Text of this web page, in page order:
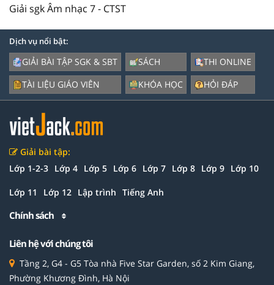
Giải sgk Âm nhạc 7 - CTST
Dịch vụ nổi bật:
GIẢI BÀI TẬP SGK & SBT
TÀI LIỆU GIÁO VIÊN
SÁCH
KHÓA HỌC
THI ONLINE
HỎI ĐÁP
Giải bài tập:
Lớp 1-2-3 Lớp 4 Lớp 5 Lớp 6 Lớp 7 Lớp 8 Lớp 9 Lớp 10
Lớp 11 Lớp 12 Lập trình Tiếng Anh
Chính sách
Liên hệ với chúng tôi
Tầng 2, G4 - G5 Tòa nhà Five Star Garden, số 2 Kim Giang,
Phường Khương Đình, Hà Nội